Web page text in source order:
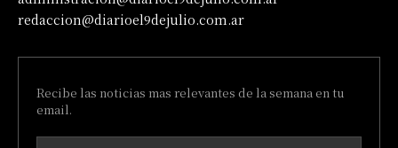
redaccion@diarioel9dejulio.com.ar
Recibe las noticias mas relevantes de la semana en tu
email.